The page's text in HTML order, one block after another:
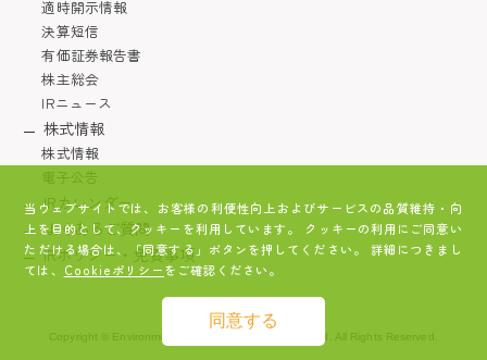
当ウェブサイトでは、お客様の利便性向上およびサービスの品質維持・向
上を目的として、クッキーを利用しています。 クッキーの利用にご同意い
ただける場合は、「同意する」ボタンを押してください。 詳細につきまし
ては、 Cookieポリシーをご確認ください。
同意する
適時開示情報
決算短信
有価証券報告書
株主総会
IRニュース
株式情報
株式情報
電子公告
IRカレンダー
よくあるご質問
IRポリシー・免責事項
Copyright © Environmentally Friendly Holdings Co., Ltd. All Rights Reserved.